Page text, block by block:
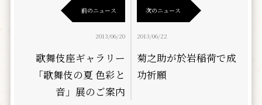
前のニュース
2013/06/20
歌舞伎座ギャラリー
「歌舞伎の夏 色彩と
音」展のご案内
次のニュース
2013/06/22
菊之助が於岩稲荷で成
功祈願